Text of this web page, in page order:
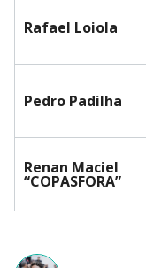
Rafael Loiola
Pedro Padilha
Renan Maciel
“COPASFORA”